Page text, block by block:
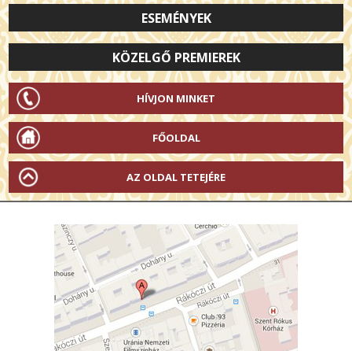
ESEMÉNYEK
KÖZELGŐ PREMIEREK
HÍVJON MINKET
FŐOLDAL
AZ OLDAL TETEJÉRE